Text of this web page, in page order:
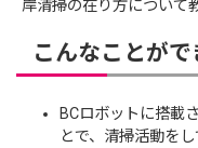
岸清掃の在り方について
こんなことがで
BCロボットに搭載
とで、清掃活動を